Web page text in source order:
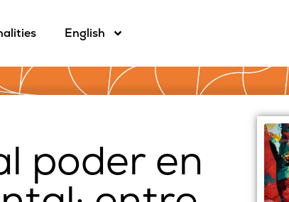
English
poder en